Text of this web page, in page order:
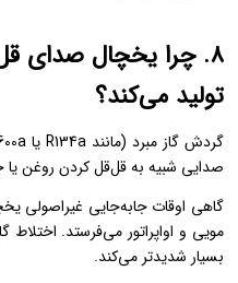
۸. چرا یخچال صدای
تولید می‌کند؟
صدایی شبیه به قل‌قل کردن روغن
گاهی اوقات جابه‌جایی غیراصولی
مویی و اواپراتور می‌فرستد.
بسیار شدیدتر می‌کند.